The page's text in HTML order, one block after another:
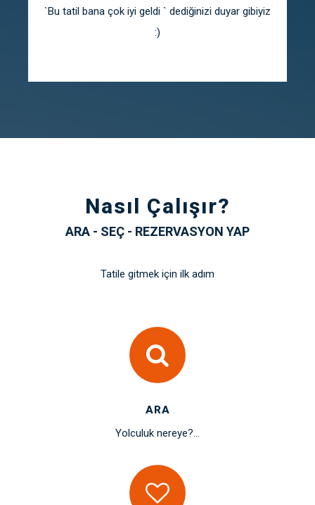
`Bu tatil bana çok iyi geldi ` dediğinizi duyar gibiyiz
:)
Nasıl Çalışır?
ARA - SEÇ - REZERVASYON YAP
Tatile gitmek için ilk adım
ARA
Yolculuk nereye?...